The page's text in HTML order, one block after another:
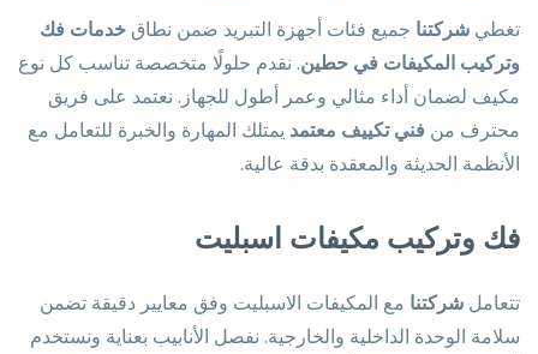
تغطي شركتنا جميع فئات أجهزة التبريد ضمن نطاق خدمات فك
وتركيب المكيفات في حطين. نقدم حلولًا متخصصة تناسب كل نوع
مكيف لضمان أداء مثالي وعمر أطول للجهاز. نعتمد على فريق
محترف من فني تكييف معتمد يمتلك المهارة والخبرة للتعامل مع
الأنظمة الحديثة والمعقدة بدقة عالية.
فك وتركيب مكيفات اسبليت
تتعامل شركتنا مع المكيفات الاسبليت وفق معايير دقيقة تضمن
سلامة الوحدة الداخلية والخارجية. نفصل الأنابيب بعناية ونستخدم